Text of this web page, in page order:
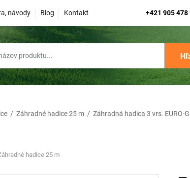
návody Blog Kontakt +421 905 478
/ Záhradné hadice 25 m / Záhradná hadica 3 vrs. EURO-
hadice 25 m